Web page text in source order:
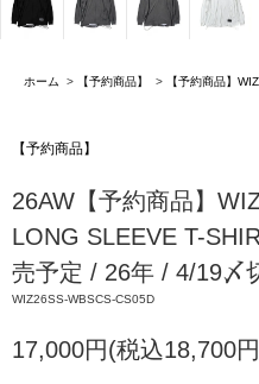
ホーム > 【予約商品】 > 【予約商品】
【予約商品】
26AW【予約商品】
LONG SLEEVE T-
売予定 / 26年 / 4/19〆
WIZ26SS-WBSCS-CS05D
17,000円(税込18,700